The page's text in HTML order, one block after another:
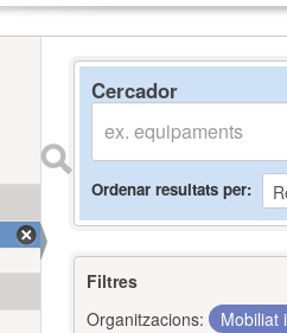
Cercador
Ordenar resultats per
Filtres
Organitzacions:
Mobiliat